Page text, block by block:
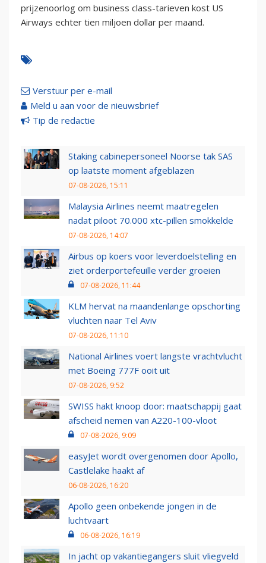
prijzenoorlog om business class-tarieven kost US
Airways echter tien miljoen dollar per maand.
Verstuur per e-mail
Meld u aan voor de nieuwsbrief
Tip de redactie
Staking cabinepersoneel Noorse tak SAS
op laatste moment afgeblazen
07-08-2026, 15:11
Malaysia Airlines neemt maatregelen
nadat piloot 70.000 xtc-pillen smokkelde
07-08-2026, 14:07
Airbus op koers voor leverdoelstelling en
ziet orderportefeuille verder groeien
07-08-2026, 11:44
KLM hervat na maandenlange opschorting
vluchten naar Tel Aviv
07-08-2026, 11:10
National Airlines voert langste vrachtvlucht
met Boeing 777F ooit uit
07-08-2026, 9:52
SWISS hakt knoop door: maatschappij gaat
afscheid nemen van A220-100-vloot
07-08-2026, 9:09
easyJet wordt overgenomen door Apollo,
Castlelake haakt af
06-08-2026, 16:20
Apollo geen onbekende jongen in de
luchtvaart
06-08-2026, 16:19
In jacht op vakantiegangers sluit vliegveld